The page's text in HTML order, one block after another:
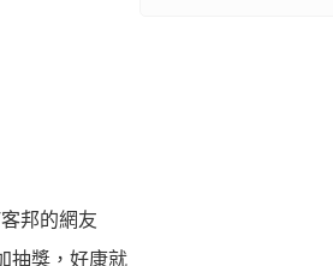
邦的網友
抽獎，好康就